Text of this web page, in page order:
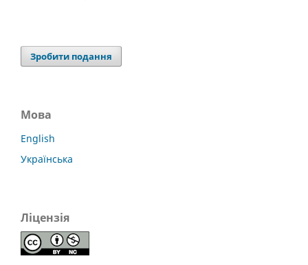
Зробити подання
Мова
English
Українська
Ліцензія